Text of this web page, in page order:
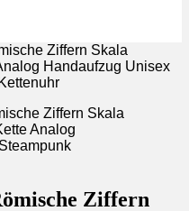
Ziffern Skala
Handaufzug Unisex
Ziffern